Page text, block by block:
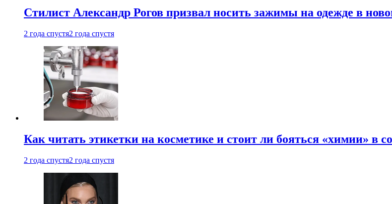
Стилист Александр Рогов призвал носить зажимы на одежде в
2 года спустя2 года спустя
Как читать этикетки на косметике и стоит ли бояться «химии» в
2 года спустя2 года спустя